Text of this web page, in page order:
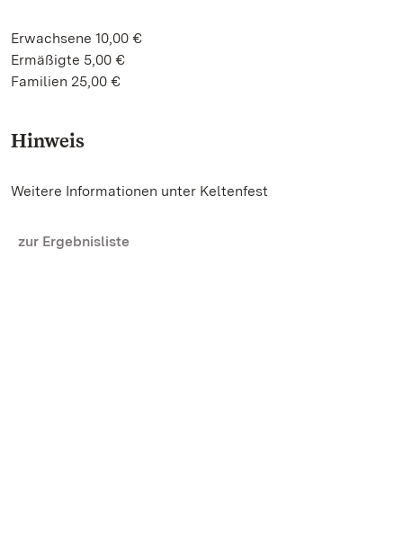
Erwachsene 10,00 €
Ermäßigte 5,00 €
Familien 25,00 €
Hinweis
Weitere Informationen unter Keltenfest
zur Ergebnisliste